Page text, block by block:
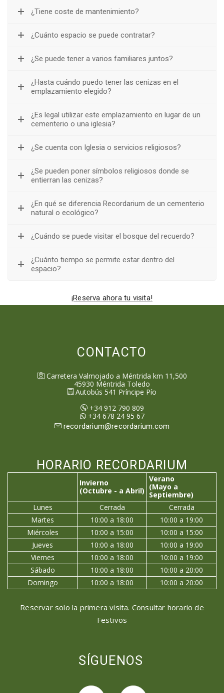
¿Tiene coste de mantenimiento?
¿Cuánto espacio se puede contratar?
¿Se puede tener a varios familiares juntos?
¿Hasta cuándo puedo tener las cenizas en el
emplazamiento elegido?
¿Es legal utilizar este emplazamiento en lugar de un
cementerio o una iglesia?
¿Se cuenta con Iglesia o servicios religiosos?
¿Se pueden poner símbolos religiosos donde se
entierran las cenizas?
¿En qué se diferencia Recordarium de un cementerio
natural o ecológico?
¿Cuándo se puede visitar el bosque del recuerdo?
¿Cuánto tiempo se permite estar dentro del
espacio?
¡Reserva ahora tu visita!
CONTACTO
Carretera Valmojado a Méntrida km 11,500
45930 Méntrida Toledo
Autobús 541 Príncipe Pío
+34 912 790 809
+34 678 24 95 67
recordarium@recordarium.com
HORARIO RECORDARIUM
Invierno
(Octubre - a Abril)
Verano
(Mayo a
Septiembre)
Lunes
Cerrada
Cerrada
Martes
10:00 a 18:00
10:00 a 19:00
Miércoles
10:00 a 15:00
10:00 a 15:00
Jueves
10:00 a 18:00
10:00 a 19:00
Viernes
10:00 a 18:00
10:00 a 19:00
Sábado
10:00 a 18:00
10:00 a 20:00
Domingo
10:00 a 18:00 10:00 a 20:00
Reservar solo la primera visita. Consultar horario de
Festivos
SÍGUENOS